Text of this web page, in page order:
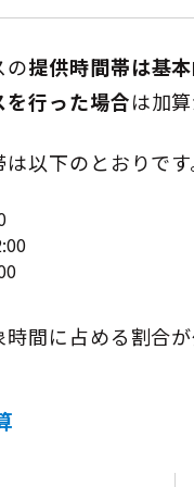
の提供時間帯は基
行った場合は加
以下のとおりです
間に占める割合